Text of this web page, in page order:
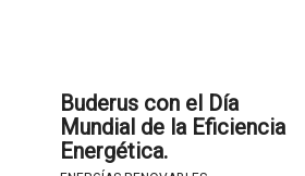
Buderus con el Día
Mundial de la Eficiencia
Energética.